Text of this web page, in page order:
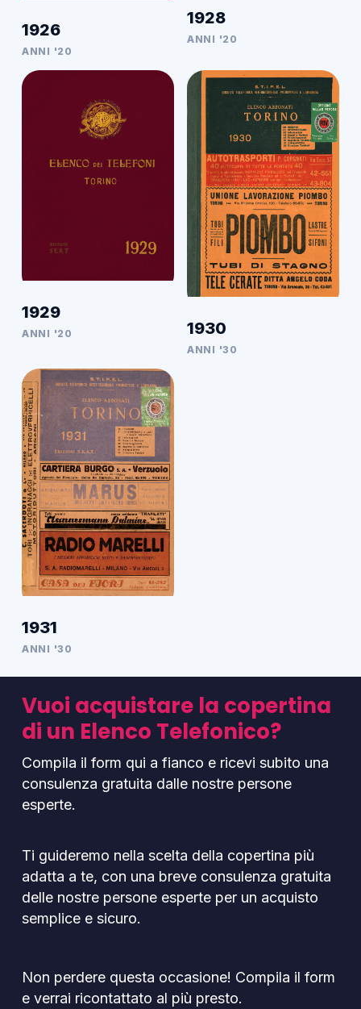
1926
ANNI '20
1928
ANNI '20
1929
ANNI '20 1930
ANNI '30
1931
ANNI '30
Vuoi acquistare la copertina
di un Elenco Telefonico?
Compila il form qui a fianco e ricevi subito una
consulenza gratuita dalle nostre persone
esperte.
Ti guideremo nella scelta della copertina più
adatta a te, con una breve consulenza gratuita
delle nostre persone esperte per un acquisto
semplice e sicuro.
Non perdere questa occasione! Compila il form
e verrai ricontattato al più presto.